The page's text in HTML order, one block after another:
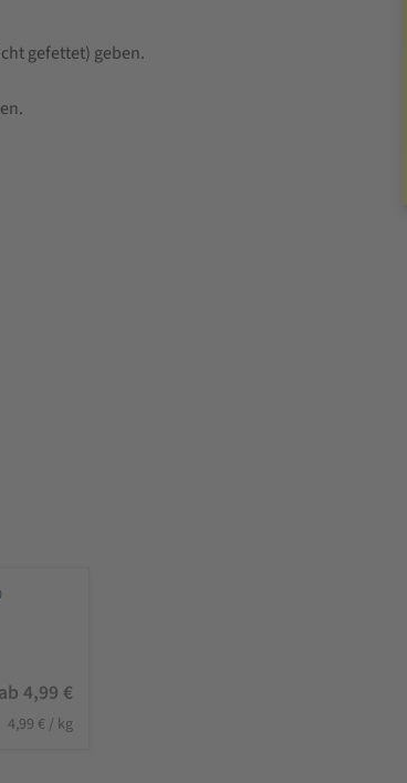
gefettet) geben.
ab4,99€
4,99 € / kg